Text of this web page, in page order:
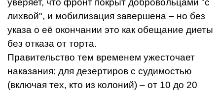
уверяет, что фронт покрыт добровольцами "с
лихвой", и мобилизация завершена – но без
указа о её окончании это как обещание диеты
без отказа от торта.
Правительство тем временем ужесточает
наказания: для дезертиров с судимостью
(включая тех, кто из колоний) – от 10 до 20